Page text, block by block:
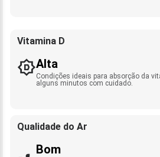
Vitamina D
Alta
Condições ideais para absorção da
alguns minutos com cuidado.
Qualidade do Ar
Bom